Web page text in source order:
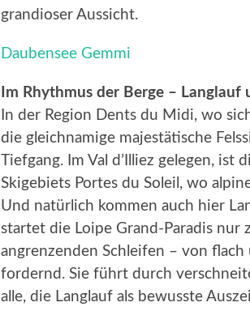
grandioser Aussicht.
Daubensee Gemmi
Im Rhythmus der Berge –
In der Region Dents du Midi, wo
die gleichnamige majestätische
Tiefgang. Im Val d’Illiez gelegen, ist
Skigebiets Portes du Soleil, wo
Und natürlich kommen auch hier
startet die Loipe Grand-Paradis
angrenzenden Schleifen – von
fordernd. Sie führt durch
alle, die Langlauf als bewusste